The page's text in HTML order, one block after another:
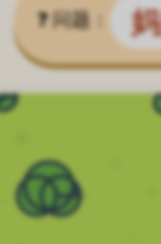
❓ 问题：